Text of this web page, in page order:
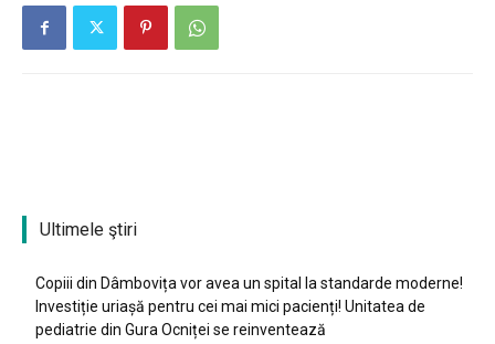
Ultimele ştiri
Copiii din Dâmbovița vor avea un spital la standarde moderne!
Investiție uriașă pentru cei mai mici pacienți! Unitatea de
pediatrie din Gura Ocniței se reinventează